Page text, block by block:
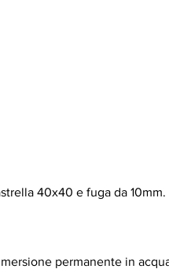
40x40 e fuga da 10mm.
permanente in